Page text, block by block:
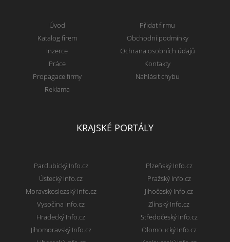
Úvod
Katalog firem
Inzerce
Práce
Propagace firmy
Reklama
Přidat firmu
Obchodní podmínky
Ochrana osobních údajů
Kontakty
Nahlásit chybu
KRAJSKÉ PORTÁLY
Pardubický Info.cz
Ústecký Info.cz
Moravskoslezský Info.cz
Vysočina Info.cz
Hradecký Info.cz
Jihomoravský Info.cz
Plzeňský Info.cz
Pražský Info.cz
Jihočeský Info.cz
Zlínský Info.cz
Středočeský Info.cz
Olomoucký Info.cz